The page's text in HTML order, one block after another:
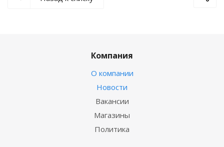
Компания
О компании
Новости
Вакансии
Магазины
Политика